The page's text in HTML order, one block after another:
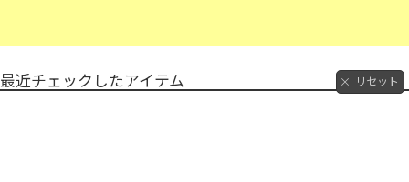
最近チェックしたアイテム リセット